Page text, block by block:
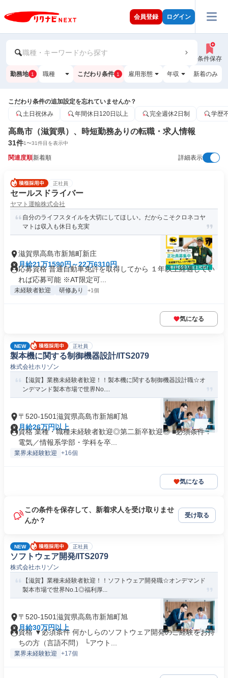
会員登録 ログイン
職種・キーワードから探す
条件保存
勤務地 1 職種 こだわり条件 1 雇用形態 年収 新着のみ
こだわり条件の追加設定を忘れていませんか？
土日祝休み
年間休日120日以上 完全週休2日制 学歴
高島市（滋賀県）、時短勤務ありの転職・求人情報
31件1〜31件目を表示中
関連度順新着順 詳細表示
正社員
セールスドライバー
ヤマト運輸株式会社
自分のライフスタイルを大切にしてほしい。だからこそクロネコヤ
マトは収入も休日も充実
滋賀県高島市新旭町新庄
月給21万1590円～22万6310円
応募資格 普通自動車免許を取得してから １年以上経過してい
れば応募可能 ※AT限定可...
未経験者歓迎 研修あり +1個
気になる
NEW 正社員
製本機に関する制御機器設計/ITS2079
株式会社ホリゾン
【滋賀】業務未経験者歓迎！！製本機に関する制御機器設計職☆オ
ンデマンド製本市場で世界No....
〒520-1501滋賀県高島市新旭町旭
月給26万円以上
資格 業種・職種未経験者歓迎◎第二新卒歓迎◎ ■必須条件：
電気／情報系学部・学科を卒...
業界未経験歓迎 +16個
気になる
この条件を保存して、新着求人を受け取りませ
んか？
受け取る
NEW 正社員
ソフトウェア開発/ITS2079
株式会社ホリゾン
【滋賀】業種未経験者歓迎！！ソフトウェア開発職☆オンデマンド
製本市場で世界No.1◎福利厚...
〒520-1501滋賀県高島市新旭町旭
月給30万円以上
資格 ▼必須条件 何かしらのソフトウェア開発のご経験をお持
ちの方（言語不問） └アウト...
業界未経験歓迎 +17個